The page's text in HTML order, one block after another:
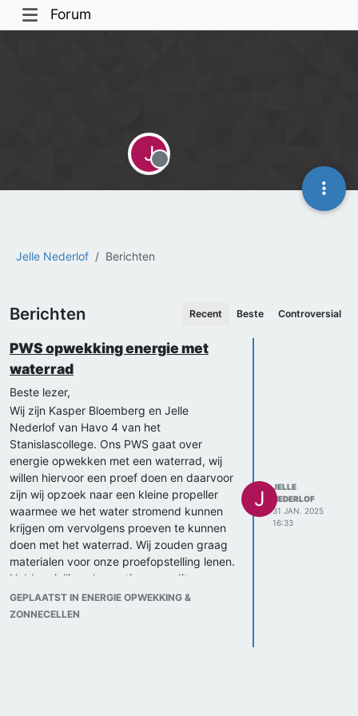
Forum
Jelle Nederlof Berichten
J
Offline
Berichten Recent Beste Controversial
PWS opwekking energie met
waterrad
Beste lezer,
Wij zijn Kasper Bloemberg en Jelle
Nederlof van Havo 4 van het
Stanislascollege. Ons PWS gaat over
energie opwekken met een waterrad, wij
willen hiervoor een proef doen en daarvoor
zijn wij opzoek naar een kleine propeller
waarmee we het water stromend kunnen
krijgen om vervolgens proeven te kunnen
doen met het waterrad. Wij zouden graag
materialen voor onze proefopstelling lenen.
Hebben jullie ook nog tips voor dit
onderzoek?
Met vriendelijke groet,
GEPLAATST IN ENERGIE OPWEKKING &
ZONNECELLEN
J
JELLE
NEDERLOF
31 JAN. 2025
16:33